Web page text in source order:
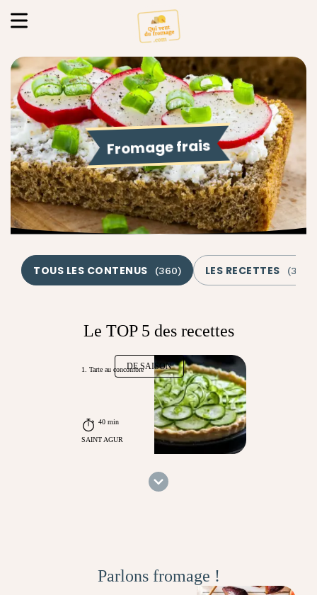
Fromage frais
TOUS LES CONTENUS (360) LES RECETTES (346
Le TOP 5 des recettes
DE SAISON
1. Tarte au concombre
40 min
SAINT AGUR
Parlons fromage !